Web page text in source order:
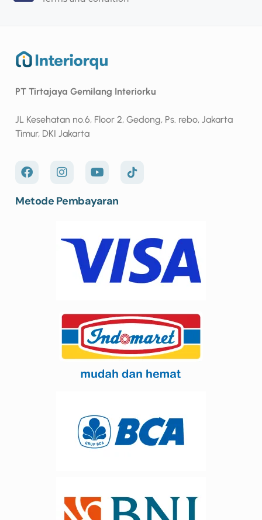
PT Tirtajaya Gemilang Interiorku
JL Kesehatan no.6, Floor 2, Gedong, Ps. rebo, Jakarta
Timur, DKI Jakarta
Metode Pembayaran